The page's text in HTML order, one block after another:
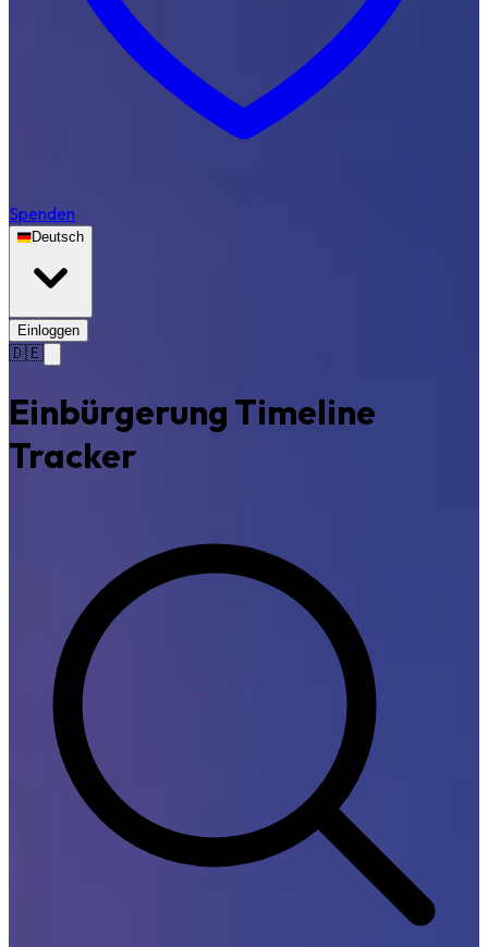
Spenden
Deutsch
Einloggen
🇩🇪
Einbürgerung Timeline
Tracker